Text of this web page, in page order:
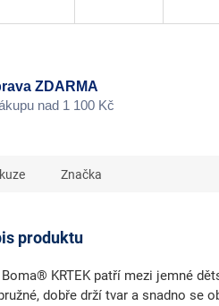
ZDARMA
nad 1 100 Kč
Značka
produktu
KRTEK patří mezi jemné
dobře drží tvar a snadno se